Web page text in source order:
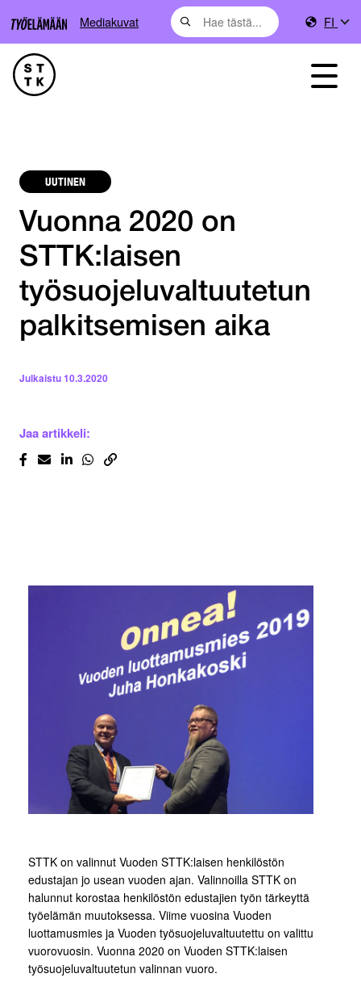
Mediakuvat FI
UUTINEN
Vuonna 2020 on
STTK:laisen
työsuojeluvaltuutetun
palkitsemisen aika
Julkaistu10.3.2020
Jaa artikkeli:
STTK on valinnut Vuoden STTK:laisen henkilöstön
edustajan jo usean vuoden ajan. Valinnoilla STTK on
halunnut korostaa henkilöstön edustajien työn tärkeyttä
työelämän muutoksessa. Viime vuosina Vuoden
luottamusmies ja Vuoden työsuojeluvaltuutettu on valittu
vuorovuosin. Vuonna 2020 on Vuoden STTK:laisen
työsuojeluvaltuutetun valinnan vuoro.